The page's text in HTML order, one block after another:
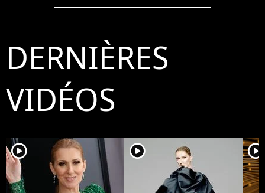
DERNIÈRES
VIDÉOS
player2 player2 player2